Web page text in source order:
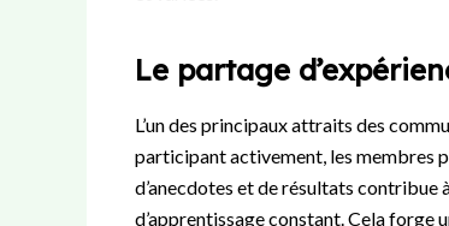
Le partage
L’un des principaux attraits des
participant activement, les membres
d’anecdotes et de résultats contribue
d’apprentissage constant. Cela